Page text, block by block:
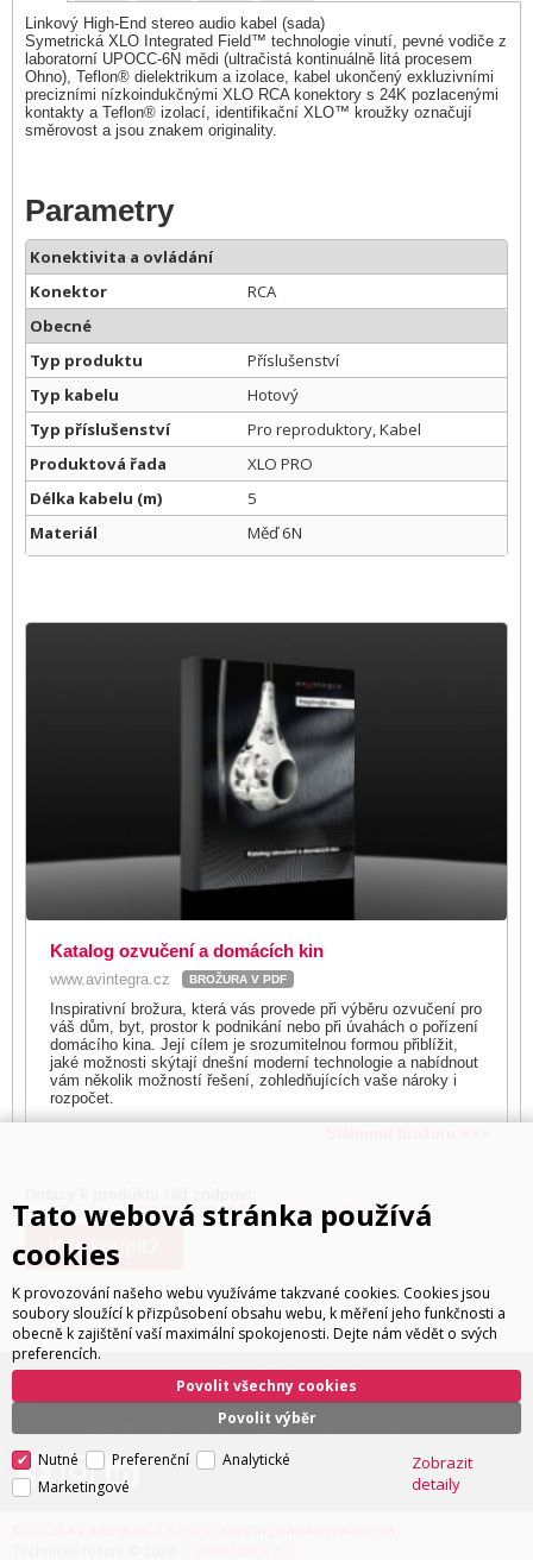
Linkový High-End stereo audio kabel (sada)
Symetrická XLO Integrated Field™ technologie vinutí, pevné vodiče z
laboratorní UPOCC-6N mědi (ultračistá kontinuálně litá procesem
Ohno), Teflon® dielektrikum a izolace, kabel ukončený exkluzivními
precizními nízkoindukčnými XLO RCA konektory s 24K pozlacenými
kontakty a Teflon® izolací, identifikační XLO™ kroužky označují
směrovost a jsou znakem originality.
Parametry
Konektivita a ovládání
Konektor
RCA
Obecné
Typ produktu
Příslušenství
Typ kabelu
Hotový
Typ příslušenství
Pro reproduktory, Kabel
Produktová řada
XLO PRO
Délka kabelu (m)
5
Materiál
Měď 6N
Katalog ozvučení a domácích kin
www.avintegra.cz BROŽURA V PDF
Inspirativní brožura, která vás provede při výběru ozvučení pro
váš dům, byt, prostor k podnikání nebo při úvahách o pořízení
domácího kina. Její cílem je srozumitelnou formou přiblížit,
jaké možnosti skýtají dnešní moderní technologie a nabídnout
vám několik možností řešení, zohledňujících vaše nároky i
rozpočet.
Ivan Trachta,+420 602 180 597, ivan.trachta@avintegra.cz
Kde koupit?
ivan.trachta@avintegra.cz
597
servis@avintegra.sk,
Tato webová stránka používá
cookies
K provozování našeho webu využíváme takzvané cookies. Cookies jsou
soubory sloužící k přizpůsobení obsahu webu, k měření jeho funkčnosti a
obecně k zajištění vaší maximální spokojenosti. Dejte nám vědět o svých
preferencích.
Povolit výběr
Povolit všechny cookies
Nutné Preferenční
Analytické
Marketingové
Zobrazit
detaily